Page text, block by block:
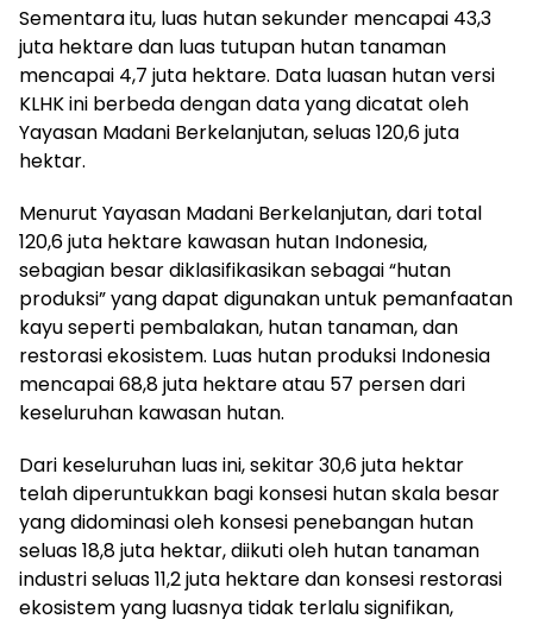
Sementara itu, luas hutan sekunder mencapai 43,3
juta hektare dan luas tutupan hutan tanaman
mencapai 4,7 juta hektare. Data luasan hutan versi
KLHK ini berbeda dengan data yang dicatat oleh
Yayasan Madani Berkelanjutan, seluas 120,6 juta
hektar.
Menurut Yayasan Madani Berkelanjutan, dari total
120,6 juta hektare kawasan hutan Indonesia,
sebagian besar diklasifikasikan sebagai “hutan
produksi” yang dapat digunakan untuk pemanfaatan
kayu seperti pembalakan, hutan tanaman, dan
restorasi ekosistem. Luas hutan produksi Indonesia
mencapai 68,8 juta hektare atau 57 persen dari
keseluruhan kawasan hutan.
Dari keseluruhan luas ini, sekitar 30,6 juta hektar
telah diperuntukkan bagi konsesi hutan skala besar
yang didominasi oleh konsesi penebangan hutan
seluas 18,8 juta hektar, diikuti oleh hutan tanaman
industri seluas 11,2 juta hektare dan konsesi restorasi
ekosistem yang luasnya tidak terlalu signifikan,